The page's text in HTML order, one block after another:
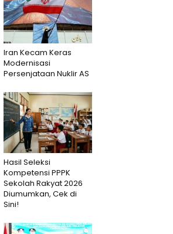
Iran Kecam Keras
Modernisasi
Persenjataan Nuklir AS
Hasil Seleksi
Kompetensi PPPK
Sekolah Rakyat 2026
Diumumkan, Cek di
Sini!